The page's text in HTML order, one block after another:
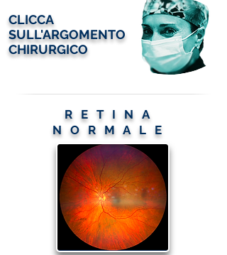
CLICCA
SULL'ARGOMENTO
CHIRURGICO
RETINA
NORMALE